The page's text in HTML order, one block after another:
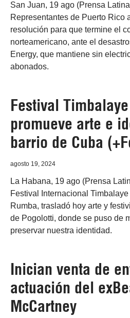
San Juan, 19 ago (Prensa
Representantes de Puerto Rico
resolución para que termine el
norteamericano, ante el
Energy, que mantiene sin
abonados.
Festival
promueve arte e
barrio de Cuba
agosto 19, 2024
La Habana, 19 ago (Prensa
Festival Internacional
Rumba, trasladó hoy arte y
de Pogolotti, donde se puso de
preservar nuestra identidad.
Inician venta de
actuación del
McCartney